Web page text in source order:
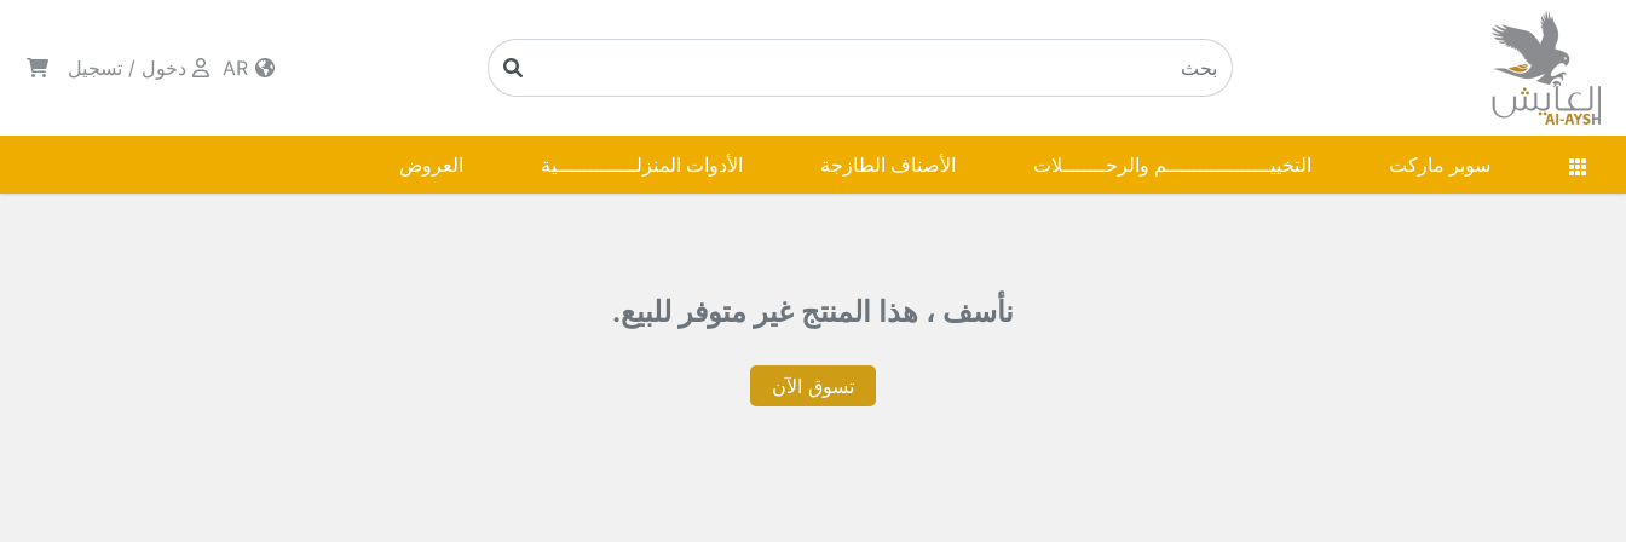
دخول / تسجيل
سوبر ماركت التخييـــــــــــــــــم والرحـــــــلات الأصناف الطازجة الأدوات المنزلـــــــــــــية العروض
نأسف ، هذا المنتج غير متوفر للبيع.
تسوق الآن